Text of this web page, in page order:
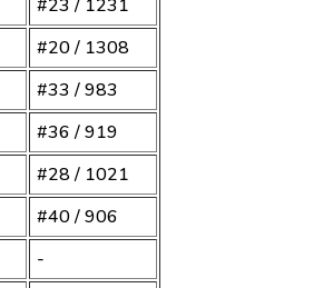
#23 / 1231
#20 / 1308
#33 / 983
#36 / 919
#28 / 1021
#40 / 906
-